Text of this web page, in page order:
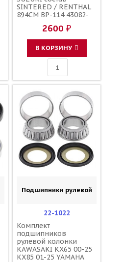
SINTERED / RENTHAL
894CM BP-114 43082-
K4308-20096
2600 ₽
В КОРЗИНУ
Подшипники рулевой
22-1022
Комплект
подшипников
рулевой колонки
KAWASAKI KX65 00-25
KX85 01-25 YAMAHA